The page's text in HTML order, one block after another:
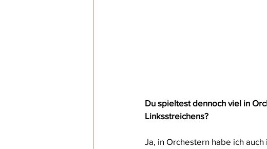
Du spieltest dennoch viel in
Linksstreichens?
Ja, in Orchestern habe ich